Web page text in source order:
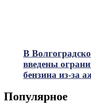
В
введены
бензина из-за
Популярное